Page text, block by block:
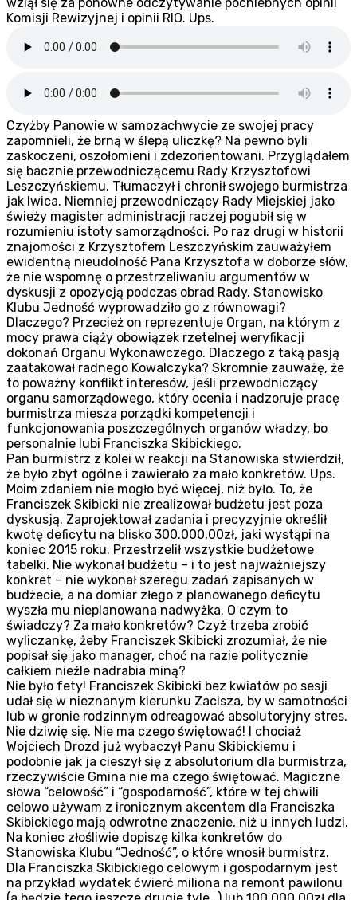
Komisji Rewizyjnej i opinii RIO. Ups.
Czyżby Panowie w samozachwycie ze swojej pracy
zapomnieli, że brną w ślepą uliczkę? Na pewno byli
zaskoczeni, oszołomieni i zdezorientowani. Przyglądałem
się bacznie przewodniczącemu Rady Krzysztofowi
Leszczyńskiemu. Tłumaczył i chronił swojego burmistrza
jak lwica. Niemniej przewodniczący Rady Miejskiej jako
świeży magister administracji raczej pogubił się w
rozumieniu istoty samorządności. Po raz drugi w historii
znajomości z Krzysztofem Leszczyńskim zauważyłem
ewidentną nieudolność Pana Krzysztofa w doborze słów,
że nie wspomnę o przestrzeliwaniu argumentów w
dyskusji z opozycją podczas obrad Rady. Stanowisko
Klubu Jedność wyprowadziło go z równowagi?
Dlaczego? Przecież on reprezentuje Organ, na którym z
mocy prawa ciąży obowiązek rzetelnej weryfikacji
dokonań Organu Wykonawczego. Dlaczego z taką pasją
zaatakował radnego Kowalczyka? Skromnie zauważę, że
to poważny konflikt interesów, jeśli przewodniczący
organu samorządowego, który ocenia i nadzoruje pracę
burmistrza miesza porządki kompetencji i
funkcjonowania poszczególnych organów władzy, bo
personalnie lubi Franciszka Skibickiego.
Pan burmistrz z kolei w reakcji na Stanowiska stwierdził,
że było zbyt ogólne i zawierało za mało konkretów. Ups.
Moim zdaniem nie mogło być więcej, niż było. To, że
Franciszek Skibicki nie zrealizował budżetu jest poza
dyskusją. Zaprojektował zadania i precyzyjnie określił
kwotę deficytu na blisko 300.000,00zł, jaki wystąpi na
koniec 2015 roku. Przestrzelił wszystkie budżetowe
tabelki. Nie wykonał budżetu – i to jest najważniejszy
konkret – nie wykonał szeregu zadań zapisanych w
budżecie, a na domiar złego z planowanego deficytu
wyszła mu nieplanowana nadwyżka. O czym to
świadczy? Za mało konkretów? Czyż trzeba zrobić
wyliczankę, żeby Franciszek Skibicki zrozumiał, że nie
popisał się jako manager, choć na razie politycznie
całkiem nieźle nadrabia miną?
Nie było fety! Franciszek Skibicki bez kwiatów po sesji
udał się w nieznanym kierunku Zacisza, by w samotności
lub w gronie rodzinnym odreagować absolutoryjny stres.
Nie dziwię się. Nie ma czego świętować! I chociaż
Wojciech Drozd już wybaczył Panu Skibickiemu i
podobnie jak ja cieszył się z absolutorium dla burmistrza,
rzeczywiście Gmina nie ma czego świętować. Magiczne
słowa “celowość” i “gospodarność”, które w tej chwili
celowo używam z ironicznym akcentem dla Franciszka
Skibickiego mają odwrotne znaczenie, niż u innych ludzi.
Na koniec złośliwie dopiszę kilka konkretów do
Stanowiska Klubu “Jedność”, o które wnosił burmistrz.
Dla Franciszka Skibickiego celowym i gospodarnym jest
na przykład wydatek ćwierć miliona na remont pawilonu